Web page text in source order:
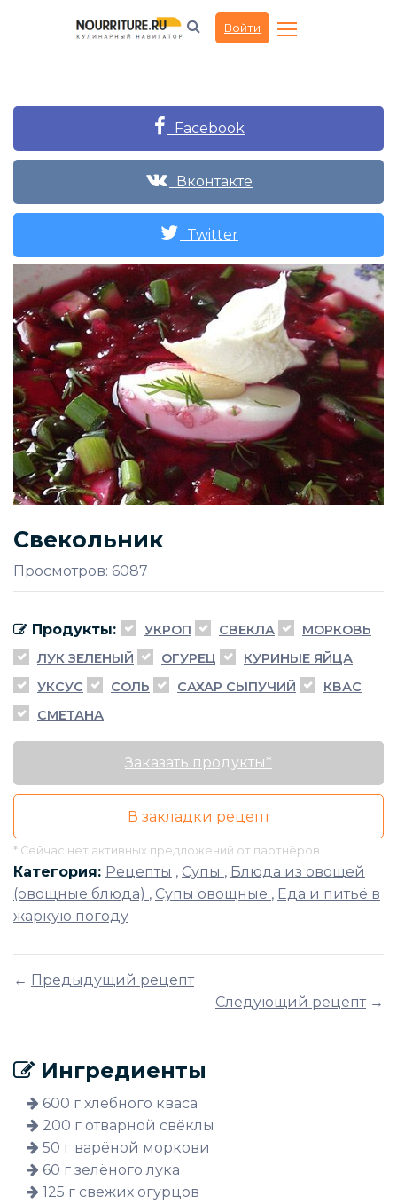
Войти
Facebook
Вконтакте
Twitter
Свекольник
Просмотров: 6087
Продукты: УКРОП СВЕКЛА
МОРКОВЬ
ЛУК ЗЕЛЕНЫЙ
ОГУРЕЦ
КУРИНЫЕ ЯЙЦА
УКСУС
СОЛЬ САХАР СЫПУЧИЙ
КВАС
СМЕТАНА
Заказать продукты*
В закладки рецепт
* Сейчас нет активных предложений от партнёров
Категория: Рецепты , Супы , Блюда из овощей
(овощные блюда) , Супы овощные , Еда и питьё в
жаркую погоду
← Предыдущий рецепт
Следующий рецепт→
Ингредиенты
600 г хлебного кваса
200 г отварной свёклы
50 г варёной моркови
60 г зелёного лука
125 г свежих огурцов